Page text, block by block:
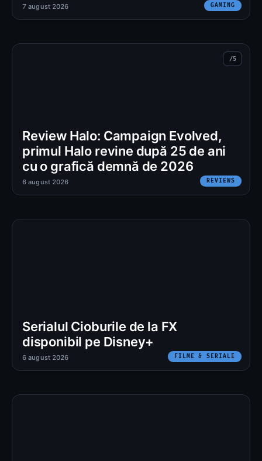
GAMING
7 august 2026
Review Halo: Campaign Evolved,
primul Halo revine după 25 de ani
cu o grafică demnă de 2026
REVIEWS
6 august 2026
Serialul Cioburile de la FX
disponibil pe Disney+
FILME & SERIALE
6 august 2026